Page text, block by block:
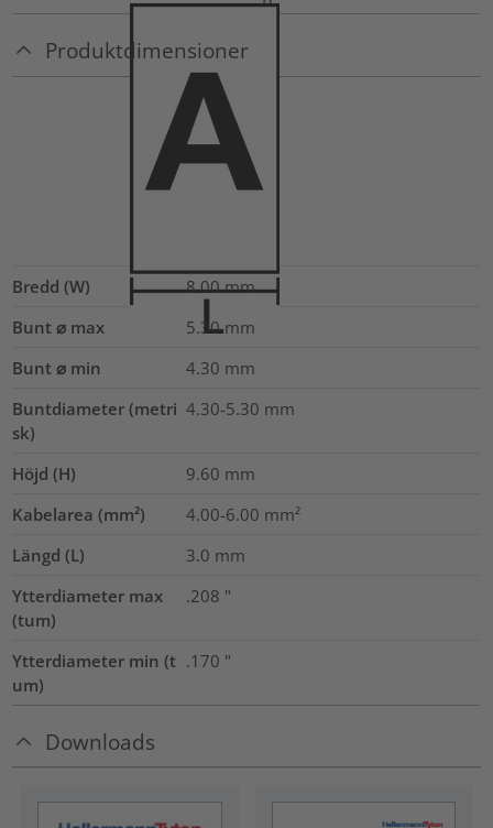
Produktdimensioner
Bredd (W) 8.00 mm
Bunt ⌀ max
5.30 mm
Bunt ⌀ min
4.30 mm
Buntdiameter (metri
sk)
4.30-5.30 mm
Höjd (H) 9.60 mm
Kabelarea (mm²)
4.00-6.00 mm²
Längd (L)
3.0 mm
Ytterdiameter max
(tum)
.208 "
Ytterdiameter min (t
um)
.170 "
Downloads